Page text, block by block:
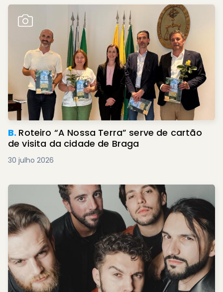
B. Roteiro “A Nossa Terra” serve de cartão
de visita da cidade de Braga
30 julho 2026